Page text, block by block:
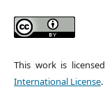
This work is
International License.